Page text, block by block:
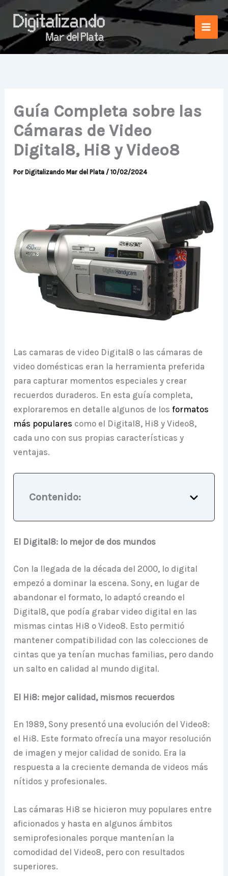
Ir
contenido
Guía Completa sobre las
Cámaras de Video
Digital8, Hi8 y Video8
PorDigitalizando Mar del Plata /10/02/2024
Las camaras de video Digital8 o las cámaras de
video domésticas eran la herramienta preferida
para capturar momentos especiales y crear
recuerdos duraderos. En esta guía completa,
exploraremos en detalle algunos de losformatos
más populares como el Digital8, Hi8 y Video8,
cada uno con sus propias características y
ventajas.
Contenido:
El Digital8: lo mejor de dos mundos
Con la llegada de la década del 2000, lo digital
empezó a dominar la escena. Sony, en lugar de
abandonar el formato, lo adaptó creando el
Digital8, que podía grabar video digital en las
mismas cintas Hi8 o Video8. Esto permitió
mantener compatibilidad con las colecciones de
cintas que ya tenían muchas familias, pero dando
un salto en calidad al mundo digital.
El Hi8: mejor calidad, mismos recuerdos
En 1989, Sony presentó una evolución del Video8:
el Hi8. Este formato ofrecía una mayor resolución
de imagen y mejor calidad de sonido. Era la
respuesta a la creciente demanda de videos más
nítidos y profesionales.
Las cámaras Hi8 se hicieron muy populares entre
aficionados y hasta en algunos ámbitos
semiprofesionales porque mantenían la
comodidad del Video8, pero con resultados
superiores.